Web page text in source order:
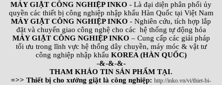
MÁY GIẶT CÔNG NGHIỆP INKO - Là đại diện phân phối ủy
quyền các thiết bị công nghiệp nhập khẩu Hàn Quốc tại Việt Nam
MÁY GIẶT CÔNG NGHIỆP INKO - Nghiên cứu, tích hợp lắp
đặt và chuyển giao công nghệ cho các hệ thống tự động hóa
MÁY GIẶT CÔNG NGHIỆP INKO – Cung cấp các giải pháp
tối ưu trong lĩnh vực hệ thống dây chuyền, máy móc & vật tư
công nghiệp nhập khẩu KOREA (HÀN QUỐC)
-&-&-&-
THAM KHẢO TIN SẢN PHẨM TẠI.
=>> Thiết bị cho xưởng giặt là công nghiệp: http://inko.vn/vi/thiet-bi-